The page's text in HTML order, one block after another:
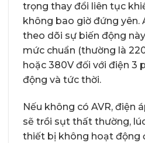
trọng thay đổi liên tục
không bao giờ đứng yên.
theo dõi sự biến động
mức chuẩn (thường là
hoặc 380V đối với điện 3
động và tức thời.
Nếu không có AVR, điện
sẽ trồi sụt thất thường,
thiết bị không hoạt động